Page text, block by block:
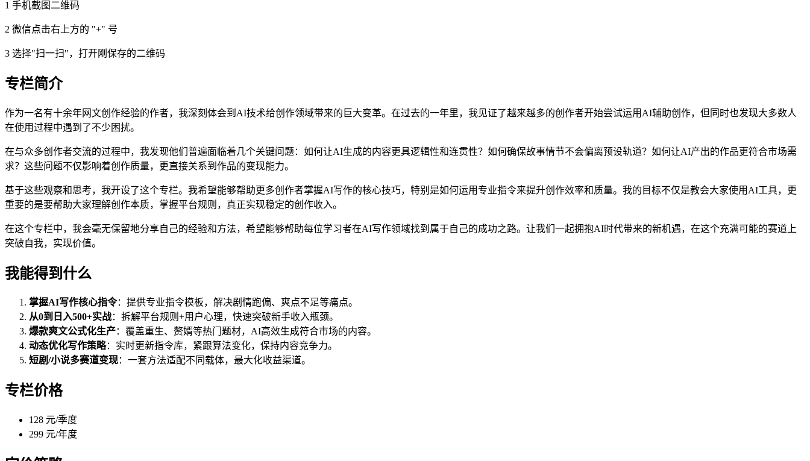
1 手机截图二维码
2 微信点击右上方的 "+" 号
3 选择"扫一扫"，打开刚保存的二维码
专栏简介
作为一名有十余年网文创作经验的作者，我深刻体会到AI技术给创作领域带来的巨大变革。在过去的一年里，我见证了越来越多的创作者开始尝试运用AI辅助创作，但同时也发现大多数人
在使用过程中遇到了不少困扰。
在与众多创作者交流的过程中，我发现他们普遍面临着几个关键问题：如何让AI生成的内容更具逻辑性和连贯性？如何确保故事情节不会偏离预设轨道？如何让AI产出的作品更符合市场需
求？这些问题不仅影响着创作质量，更直接关系到作品的变现能力。
基于这些观察和思考，我开设了这个专栏。我希望能够帮助更多创作者掌握AI写作的核心技巧，特别是如何运用专业指令来提升创作效率和质量。我的目标不仅是教会大家使用AI工具，更
重要的是要帮助大家理解创作本质，掌握平台规则，真正实现稳定的创作收入。
在这个专栏中，我会毫无保留地分享自己的经验和方法，希望能够帮助每位学习者在AI写作领域找到属于自己的成功之路。让我们一起拥抱AI时代带来的新机遇，在这个充满可能的赛道上
突破自我，实现价值。
我能得到什么
掌握AI写作核心指令：提供专业指令模板，解决剧情跑偏、爽点不足等痛点。
从0到日入500+实战：拆解平台规则+用户心理，快速突破新手收入瓶颈。
爆款爽文公式化生产：覆盖重生、赘婿等热门题材，AI高效生成符合市场的内容。
动态优化写作策略：实时更新指令库，紧跟算法变化，保持内容竞争力。
短剧/小说多赛道变现：一套方法适配不同载体，最大化收益渠道。
专栏价格
128 元/季度
299 元/年度